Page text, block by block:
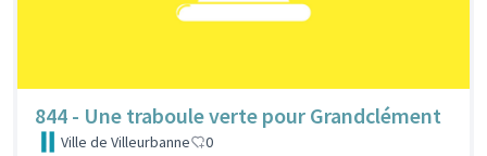
844 - Une traboule verte pour Grandclément
Ville de Villeurbanne 0